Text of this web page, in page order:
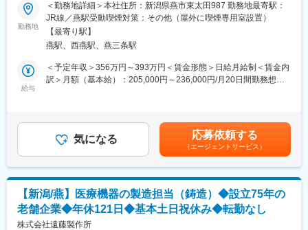
は簡単ではありませんが、高齢化という社会課題に直接貢献でき
る仕事です。
■業務内容：
ゴルフクラブヘッドやその製造に必要な鍛造金型、治具の設計・
モデリングを担当いただきます。
＜業務で使用するCADソフト＞
NX／サーフェイス／AUTO CAD／Rhino／HANDY CAD／
FFCAM／Creo／SOLID WORKS／Altair
■配属組織について：
ご経験に応じて、主にゴルフクラブヘッドのモデリングを担当す
る開発設計課、主に金型・治具の設計を担当する製造技術課のい
■当社・当求人の魅力：
当社のゴルフ事業は50年以上の歴史を持ち、国内の有名ゴルフメ
ーカーにアイアンヘッドをOEM供給しており、ゴルフ業界では高
勤務地
＜勤務地詳細＞本社住所：新潟県燕市東太田987 勤務地最寄駅：
JR線／燕駅受動喫煙対策：その他（屋外に喫煙専用室設置）
【最寄り駅】
燕駅、西燕駅、燕三条駅
給与
＜予定年収＞356万円～393万円＜賃金形態＞日給月給制＜賃金内
訳＞月額（基本給）：205,000円～236,000円/月20日間勤務想定
手当あり／条件：10分単位※予定年収には通勤手当、住宅手当、
家族手当は含んでおりません。賃金はあくまでも目安の金額であ
り、選考を通じて上下する可能性があります。月給(月額)は固定手
当を含めた表記です。
気になる 応募依頼する
（エージェントサービス）
【新潟/燕】医療機器の製造担当（鋳造）◆設立75年の
老舗企業◆年休121日◆基本土日祝休み◆転勤なし
株式会社遠藤製作所